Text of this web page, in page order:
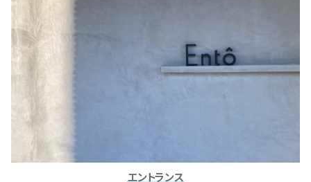
エントランス